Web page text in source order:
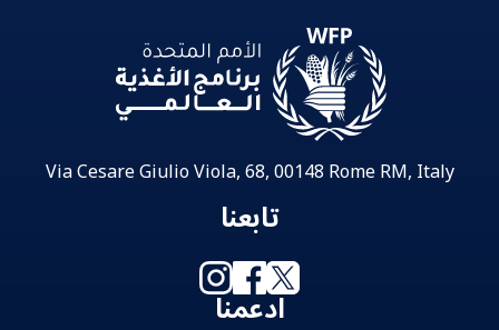
Via Cesare Giulio Viola, 68, 00148 Rome RM, Italy
تابعنا
ادعمنا